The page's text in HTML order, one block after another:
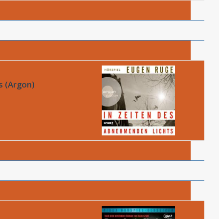
(Argon)